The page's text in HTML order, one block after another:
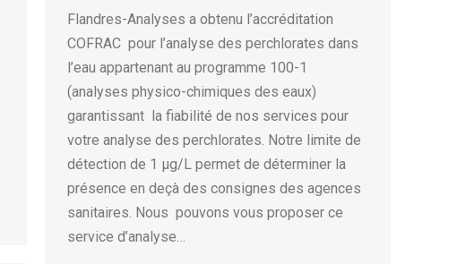
Flandres-Analyses a obtenu l’accréditation
COFRAC pour l’analyse des perchlorates dans
l’eau appartenant au programme 100-1
(analyses physico-chimiques des eaux)
garantissant la fiabilité de nos services pour
votre analyse des perchlorates. Notre limite de
détection de 1 µg/L permet de déterminer la
présence en deçà des consignes des agences
sanitaires. Nous pouvons vous proposer ce
service d’analyse…